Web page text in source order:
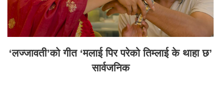
‘लज्जावती’को गीत ‘मलाई पिर परेको तिम्लाई के थाहा छ’
सार्वजनिक